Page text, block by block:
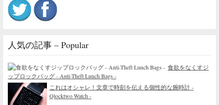
人気の記事 – Popular
食欲をなくすジ
ップロックバッグ - Anti-Theft Lunch Bags -
これはオシャレ！文章で時刻を伝える個性的な腕時計 -
Qlocktwo Watch -